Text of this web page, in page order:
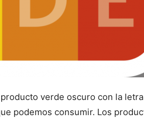
verde oscuro con la
podemos consumir. Los